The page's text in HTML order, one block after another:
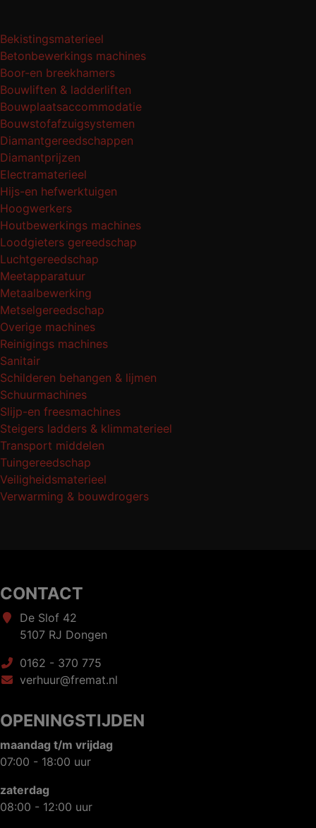
Bekistingsmaterieel
Betonbewerkings machines
Boor-en breekhamers
Bouwliften & ladderliften
Bouwplaatsaccommodatie
Bouwstofafzuigsystemen
Diamantgereedschappen
Diamantprijzen
Electramaterieel
Hijs-en hefwerktuigen
Hoogwerkers
Houtbewerkings machines
Loodgieters gereedschap
Luchtgereedschap
Meetapparatuur
Metaalbewerking
Metselgereedschap
Overige machines
Reinigings machines
Sanitair
Schilderen behangen & lijmen
Schuurmachines
Slijp-en freesmachines
Steigers ladders & klimmaterieel
Transport middelen
Tuingereedschap
Veiligheidsmaterieel
Verwarming & bouwdrogers
CONTACT
De Slof 42
5107 RJ Dongen
0162 - 370 775
verhuur@fremat.nl
OPENINGSTIJDEN
maandag t/m vrijdag
07:00 - 18:00 uur
zaterdag
08:00 - 12:00 uur